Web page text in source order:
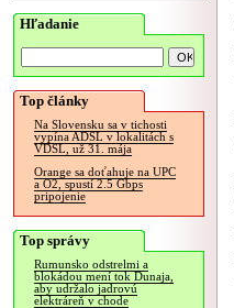
Hľadanie
Top články
Na Slovensku sa v tichosti
vypína ADSL v lokalitách s
VDSL, už 31. mája
Orange sa doťahuje na UPC
a O2, spustí 2.5 Gbps
pripojenie
Top správy
Rumunsko odstrelmi a
blokádou mení tok Dunaja,
aby udržalo jadrovú
elektráreň v chode